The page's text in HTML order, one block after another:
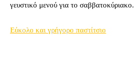
γευστικό μενού για το σαββατοκύριακο.
Eύκολο και γρήγορο παστίτσιο